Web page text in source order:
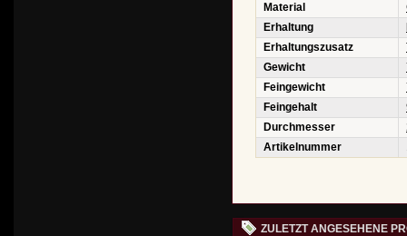
Material
Erhaltung
Erhaltungszusatz
Gewicht
Feingewicht
Feingehalt
Durchmesser
Artikelnummer
ZULETZT ANGESEHENE